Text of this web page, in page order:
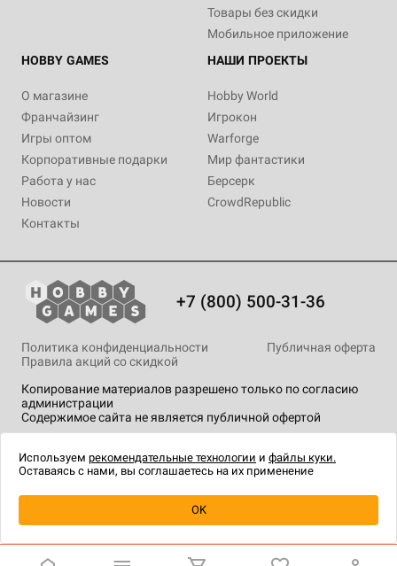
Купить| 4 990 ₽
Товары без скидки
Мобильное приложение
HOBBY GAMES
О магазине
Франчайзинг
Игры оптом
Корпоративные подарки
Работа у нас
Новости
Контакты
НАШИ ПРОЕКТЫ
Hobby World
Игрокон
Warforge
Мир фантастики
Берсерк
CrowdRepublic
+7 (800) 500-31-36
Копирование материалов разрешено только по согласию
администрации
Содержимое сайта не является публичной офертой
Политика конфиденциальности
Публичная оферта
Правила акций со скидкой
технологии.
Используем рекомендательные технологии и файлы куки.
Оставаясь с нами, вы соглашаетесь на их применение
OK